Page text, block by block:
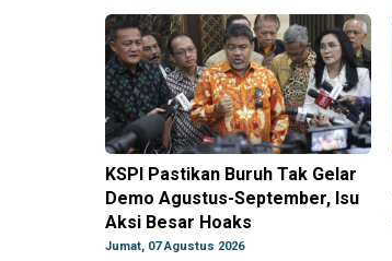
KSPI Pastikan Buruh Tak Gelar
Demo Agustus-September, Isu
Aksi Besar Hoaks
Jumat, 07 Agustus 2026